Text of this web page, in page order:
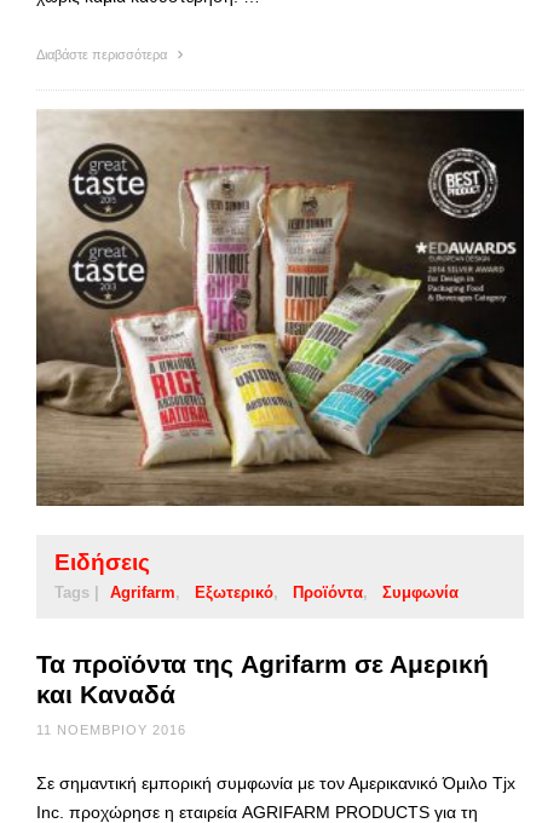
Διαβάστε περισσότερα
Ειδήσεις
Tags | Agrifarm Εξωτερικό Προϊόντα Συμφωνία
Τα προϊόντα της Agrifarm σε Αμερική
και Καναδά
11 ΝΟΕΜΒΡΊΟΥ 2016
Σε σημαντική εμπορική συμφωνία με τον Αμερικανικό Όμιλο Τjx
Inc. προχώρησε η εταιρεία AGRIFARM PRODUCTS για τη